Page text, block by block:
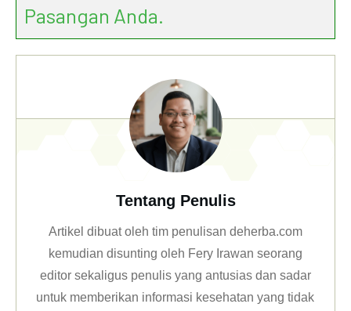
Pasangan Anda.
Tentang Penulis
Artikel dibuat oleh tim penulisan deherba.com
kemudian disunting oleh Fery Irawan seorang
editor sekaligus penulis yang antusias dan sadar
untuk memberikan informasi kesehatan yang tidak